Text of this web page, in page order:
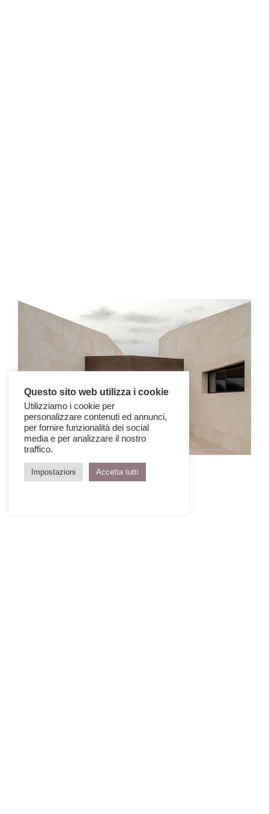
Questo sito web utilizza i cookie
Utilizziamo i cookie per
personalizzare contenuti ed annunci,
per fornire funzionalità dei social
media e per analizzare il nostro
traffico.
Impostazioni Accetta tutti